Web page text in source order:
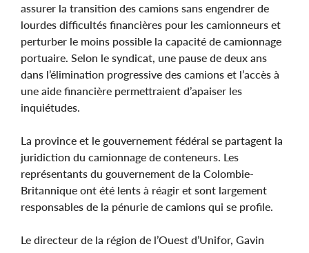
assurer la transition des camions sans engendrer de
lourdes difficultés financières pour les camionneurs et
perturber le moins possible la capacité de camionnage
portuaire. Selon le syndicat, une pause de deux ans
dans l’élimination progressive des camions et l’accès à
une aide financière permettraient d’apaiser les
inquiétudes.
La province et le gouvernement fédéral se partagent la
juridiction du camionnage de conteneurs. Les
représentants du gouvernement de la Colombie-
Britannique ont été lents à réagir et sont largement
responsables de la pénurie de camions qui se profile.
Le directeur de la région de l’Ouest d’Unifor, Gavin